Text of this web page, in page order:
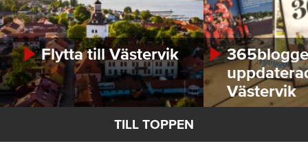
Flytta till Västervik
Västervik
TILL TOPPEN